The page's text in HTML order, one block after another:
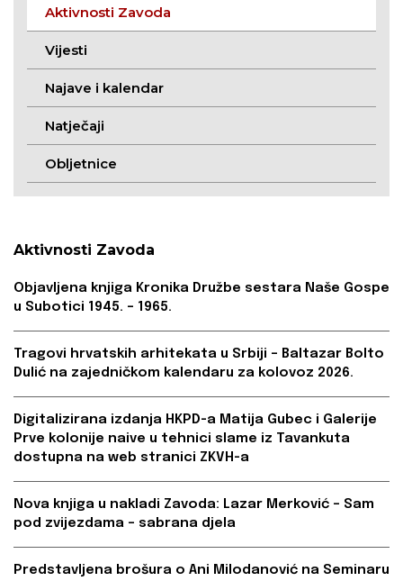
Aktivnosti Zavoda
Vijesti
Najave i kalendar
Natječaji
Obljetnice
Aktivnosti Zavoda
Objavljena knjiga Kronika Družbe sestara Naše Gospe
u Subotici 1945. – 1965.
Tragovi hrvatskih arhitekata u Srbiji – Baltazar Bolto
Dulić na zajedničkom kalendaru za kolovoz 2026.
Digitalizirana izdanja HKPD-a Matija Gubec i Galerije
Prve kolonije naive u tehnici slame iz Tavankuta
dostupna na web stranici ZKVH-a
Nova knjiga u nakladi Zavoda: Lazar Merković – Sam
pod zvijezdama – sabrana djela
Predstavljena brošura o Ani Milodanović na Seminaru